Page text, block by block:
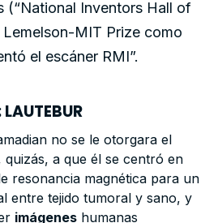
(“National Inventors Hall of
Lemelson-MIT Prize como
el escáner RMI”.
no se le otorgara el
a que él se centró en
resonancia magnética para un
entre tejido tumoral y sano, y
imágenes humanas